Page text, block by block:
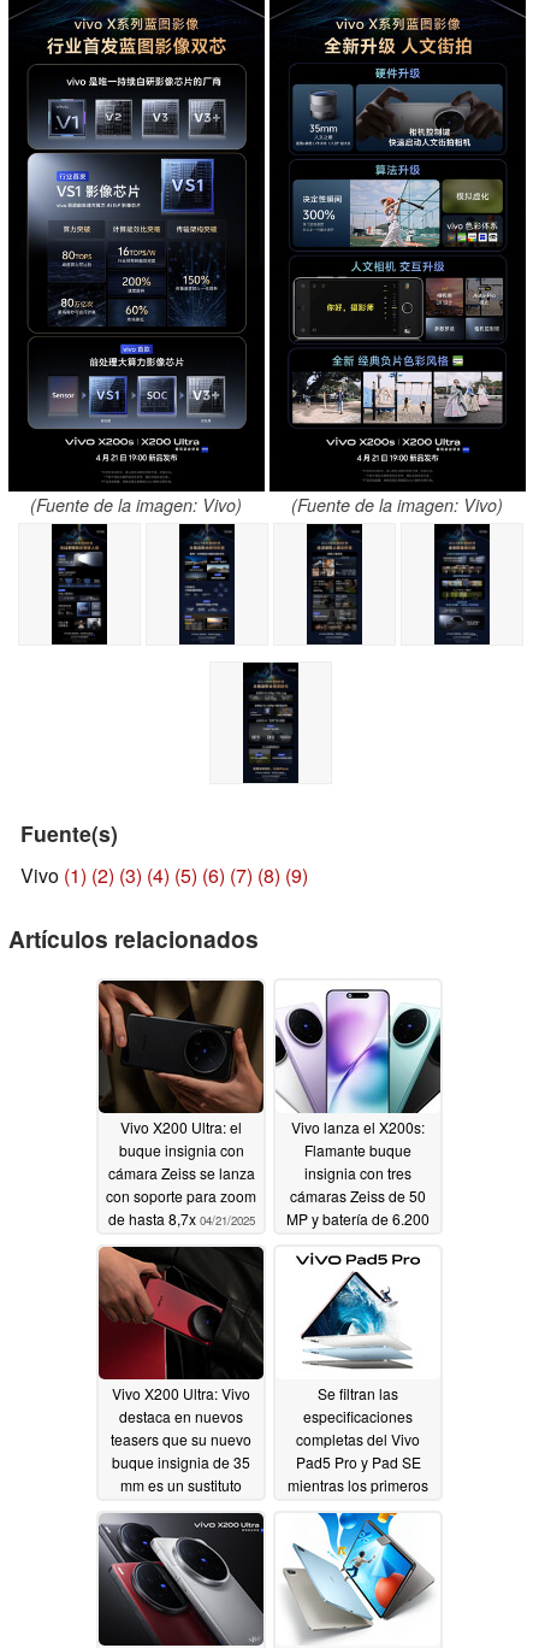
(Fuente de la imagen: Vivo) (Fuente de la imagen: Vivo)
Fuente(s)
Vivo (1) (2) (3) (4) (5) (6) (7) (8) (9)
Artículos relacionados
Vivo X200 Ultra: el
buque insignia con
cámara Zeiss se lanza
con soporte para zoom
de hasta 8,7x 04/21/2025
Vivo lanza el X200s:
Flamante buque
insignia con tres
cámaras Zeiss de 50
MP y batería de 6.200
Vivo X200 Ultra: Vivo
destaca en nuevos
teasers que su nuevo
buque insignia de 35
mm es un sustituto
04/19/2025
Se filtran las
especificaciones
completas del Vivo
Pad5 Pro y Pad SE
mientras los primeros
oficiales muestran los
nuevos tablets en
detalle04/17/2025